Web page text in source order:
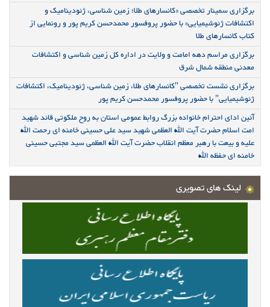
برگزاری سمینار تخصصی «کانسارهای طلا؛ زمین شناسی، ژئودینامیک و
اکتشافات ژئوشیمیایی» با حضور پروفسور محمدحسن کریم پور و رونمایی از
کتاب کانسارهای طلا
برگزاری مراسم دهه امامت و ولایت در اداره کل زمین شناسی و اکتشافات
معدنی منطقه شمال شرق
برگزاری نشست تخصصی "کانسارهای طلا، زمین شناسی، ژئودینامیک، اکتشافات
ژئوشیمیایی" با حضور پروفسور محمدحسن کریم پور
آئین ادای احترام خانواده بزرگ روابط عمومی استان به روح ملکوتی قائد شهید
امت اسلام حضرت آیت الله العظمی شهید سید علی حسینی خامنه ای رحمت الله
علیه و بیعت با رهبر معظم انقلاب حضرت آیت الله العظمی سید مجتبی حسینی
خامنه ای حفظه الله
لینک های تصویری